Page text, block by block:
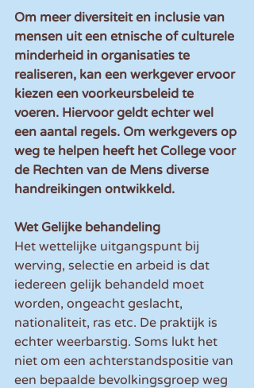
Om meer diversiteit en inclusie van
mensen uit een etnische of culturele
minderheid in organisaties te
realiseren, kan een werkgever ervoor
kiezen een voorkeursbeleid te
voeren. Hiervoor geldt echter wel
een aantal regels. Om werkgevers op
weg te helpen heeft het College voor
de Rechten van de Mens diverse
handreikingen ontwikkeld.
Wet Gelijke behandeling
Het wettelijke uitgangspunt bij
werving, selectie en arbeid is dat
iedereen gelijk behandeld moet
worden, ongeacht geslacht,
nationaliteit, ras etc. De praktijk is
echter weerbarstig. Soms lukt het
niet om een achterstandspositie van
een bepaalde bevolkingsgroep weg